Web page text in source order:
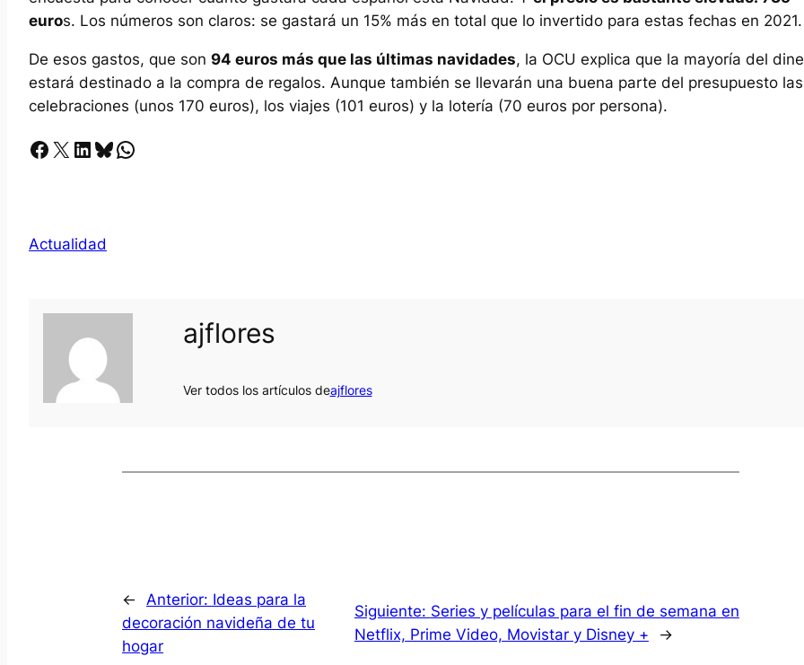
euros. Los números son claros: se gastará un 15% más en total que lo invertido para estas fechas en 2021.
De esos gastos, que son 94 euros más que las últimas navidades, la OCU explica que la mayoría del
estará destinado a la compra de regalos. Aunque también se llevarán una buena parte del presupuesto las
celebraciones (unos 170 euros), los viajes (101 euros) y la lotería (70 euros por persona).
Facebook X LinkedIn Bluesky Whatsapp
Actualidad
ajflores
Ver todos los artículos deajflores
← Anterior: Ideas para la
decoración navideña de tu
hogar
Siguiente: Series y películas para el fin de semana en
Netflix, Prime Video, Movistar y Disney +
→